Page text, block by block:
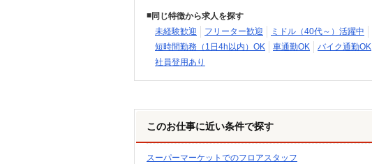
同じ特徴から求人を探す
未経験歓迎
フリーター歓迎 ミドル（40代～）活躍中
短時間勤務（1日4h以内）OK
車通勤OK バイク通勤OK
社員登用あり
このお仕事に近い条件で探す
スーパーマーケットでのフロアスタッフ